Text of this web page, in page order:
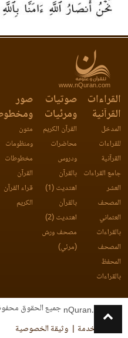
www.nQuran.com
القراءات
القرآنية
المدخل
للقراءات
القرآنية
جامع القراءات
العشر
المصحف
العثماني
بالقراءات
المصحف
المحفظ
بالقراءات
صوتيات
ومرئيات
القرآن الكريم
محاضرات
ودروس
بالقرآن
اهتديت (1)
بالقرآن
اهتديت (2)
مصحف ورش
(مرئي)
صور
متون
ومنظومات
مخطوطات
القرآن
قراء القرآن
الكريم
جميع الحقوق محفوظة
nQuran.com
اتفاقية الخدمة
وثيقة الخصوصية